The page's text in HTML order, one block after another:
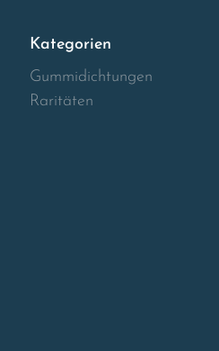
Kategorien
Gummidichtungen
Raritäten